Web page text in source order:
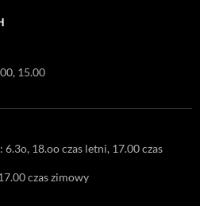
15.00
6.3o, 18.oo czas letni, 17.00 czas
czas zimowy